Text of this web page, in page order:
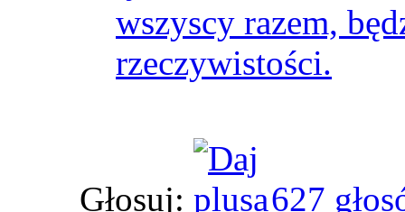
wszyscy razem,
rzeczywistości.
Głosuj: 627